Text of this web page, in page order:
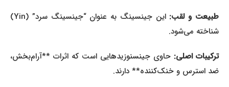
طبیعت و لقب:
این جینسینگ به عنوان “جینسینگ سرد” (Yin)
شناخته می‌شود.
ترکیبات اصلی:حاوی جینسنوزیدهایی است که اثرات **آرام‌بخش،
ضد استرس و خنک‌کننده** دارند.